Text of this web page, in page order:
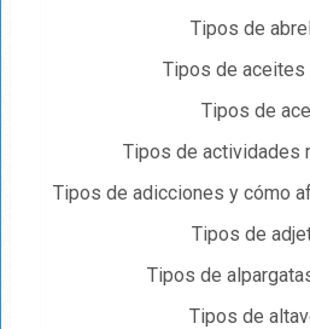
Tipos de
Tipos de aceites
Tipos de
Tipos de actividades
Tipos de adicciones y cómo
Tipos de
Tipos de
Tipos de